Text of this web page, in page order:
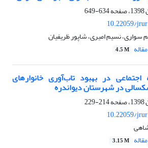
634-649
10.22059/
نسیم امیری، شاپور ظریفیان
4.5 M
در بهبود تاب‌آوری خانوارهای
در شهرستان دیواندره
214-229
10.22059/
3.15 M